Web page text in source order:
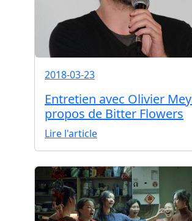
2018-03-23
Entretien avec Olivier
propos de Bitter Flowers
Lire l'article